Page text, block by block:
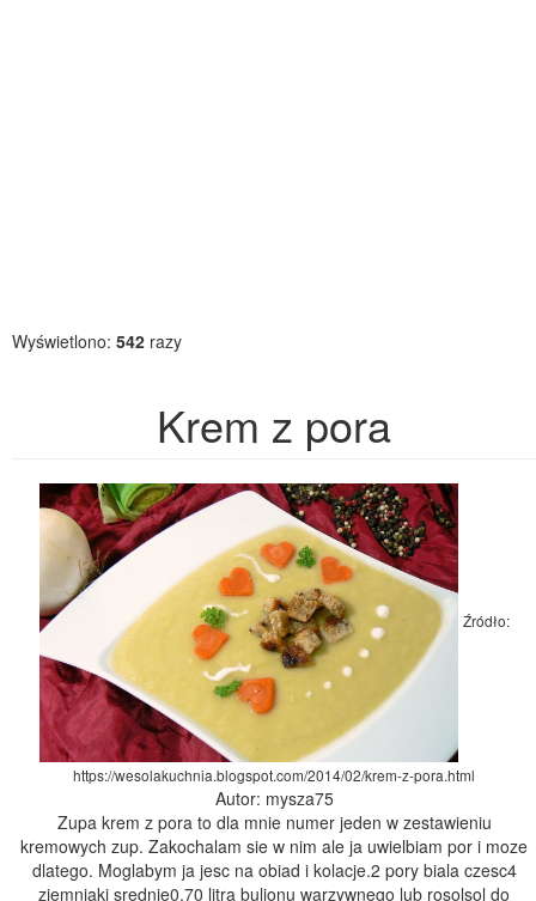
Wyświetlono: 542 razy
Krem z pora
Źródło:
https://wesolakuchnia.blogspot.com/2014/02/krem-z-pora.html
Autor: mysza75
Zupa krem z pora to dla mnie numer jeden w zestawieniu
kremowych zup. Zakochalam sie w nim ale ja uwielbiam por i moze
dlatego. Moglabym ja jesc na obiad i kolacje.2 pory biala czesc4
ziemniaki srednie0,70 litra bulionu warzywnego lub rosolsol do